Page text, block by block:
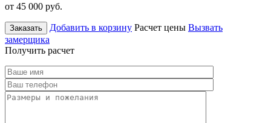
от 45 000 руб.
Заказать Добавить в корзину Расчет цены Вызвать
замерщика
Получить расчет